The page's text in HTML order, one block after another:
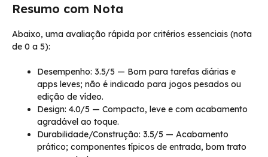
Resumo com Nota
Abaixo, uma avaliação rápida por critérios essenciais (nota
de 0 a 5):
Desempenho: 3.5/5 — Bom para tarefas diárias e
apps leves; não é indicado para jogos pesados ou
edição de vídeo.
Design: 4.0/5 — Compacto, leve e com acabamento
agradável ao toque.
Durabilidade/Construção: 3.5/5 — Acabamento
prático; componentes típicos de entrada, bom trato